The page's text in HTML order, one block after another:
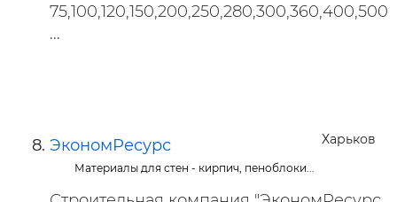
75,100,120,150,200,250,280,300,360,400,500
...
Харьков
ЭкономРесурс
Материалы для стен - кирпич, пеноблоки...